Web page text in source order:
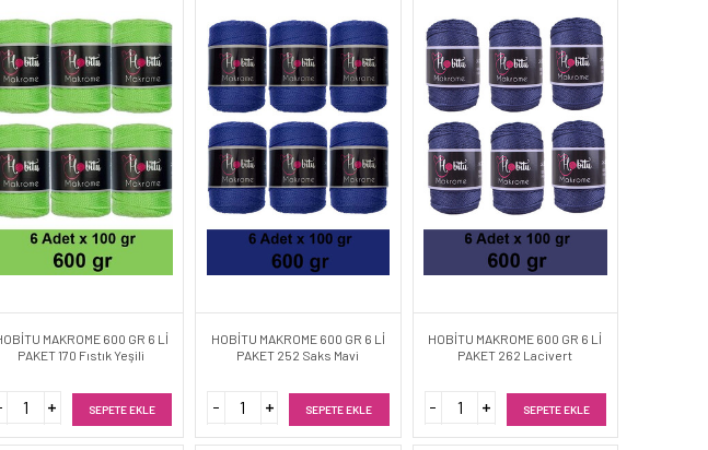
MAKROME 600 GR 6 Lİ
PAKET 170 Fıstık Yeşili
SEPETE EKLE
HOBİTU MAKROME 600 GR 6 Lİ
PAKET 252 Saks Mavi
SEPETE EKLE
HOBİTU MAKROME 600 GR 6 Lİ
PAKET 262 Lacivert
SEPETE EKLE